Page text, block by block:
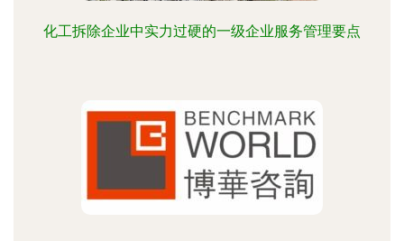
化工拆除企业中实力过硬的一级企业服务管理要点